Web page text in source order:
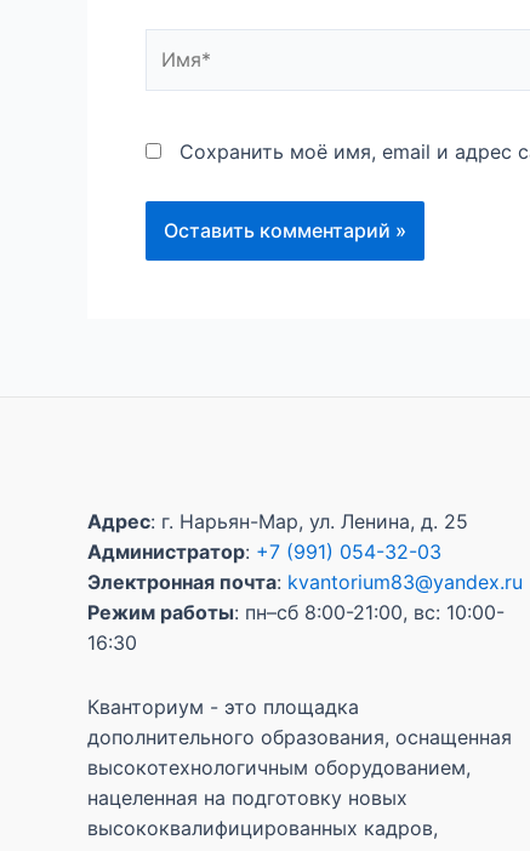
Сохранить моё имя, email и адрес
Адрес: г. Нарьян-Мар, ул. Ленина, д. 25
Администратор: +7 (991) 054-32-03
Электронная почта: kvantorium83@yandex.ru
Режим работы: пн–сб 8:00-21:00, вс: 10:00-
16:30
Кванториум - это площадка
дополнительного образования, оснащенная
высокотехнологичным оборудованием,
нацеленная на подготовку новых
высококвалифицированных кадров,